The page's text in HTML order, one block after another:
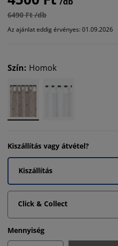
6490 Ft /db
Az ajánlat eddig érvényes: 01.09.2026
Szín: Homok
Kiszállítás vagy átvétel?
Kiszállítás
Click & Collect
Mennyiség